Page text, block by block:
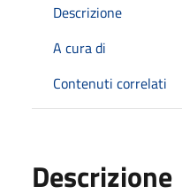
Descrizione
A cura di
Contenuti correlati
Descrizione